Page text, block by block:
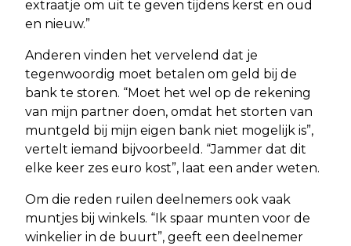
extraatje om uit te geven tijdens kerst en oud
en nieuw.”
Anderen vinden het vervelend dat je
tegenwoordig moet betalen om geld bij de
bank te storen. “Moet het wel op de rekening
van mijn partner doen, omdat het storten van
muntgeld bij mijn eigen bank niet mogelijk is”,
vertelt iemand bijvoorbeeld. “Jammer dat dit
elke keer zes euro kost”, laat een ander weten.
Om die reden ruilen deelnemers ook vaak
muntjes bij winkels. “Ik spaar munten voor de
winkelier in de buurt”, geeft een deelnemer